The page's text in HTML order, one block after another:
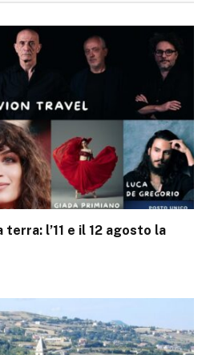
l’11 e il 12 agosto la